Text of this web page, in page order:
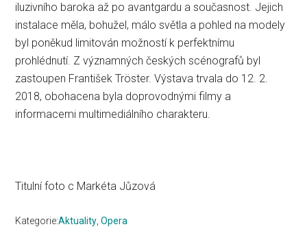
iluzivního baroka až po avantgardu a současnost. Jejich
instalace měla, bohužel, málo světla a pohled na modely
byl poněkud limitován možností k perfektnímu
prohlédnutí. Z významných českých scénografů byl
zastoupen František Tröster. Výstava trvala do 12. 2.
2018, obohacena byla doprovodnými filmy a
informacemi multimediálního charakteru.
Titulní foto c Markéta Jůzová
Kategorie:Aktuality ,Opera